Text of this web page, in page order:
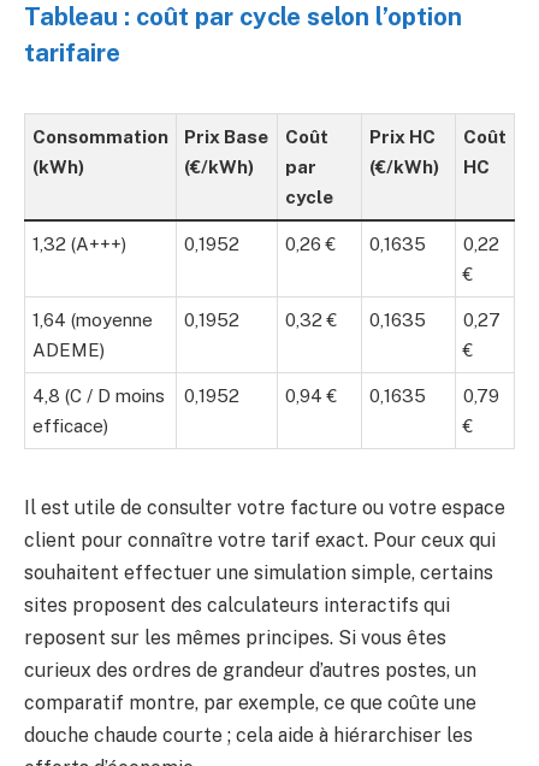
Tableau : coût par cycle selon l’option
tarifaire
Consommation
(kWh)
Prix Base
(€/kWh)
Coût
par
cycle
Prix HC
(€/kWh)
Coût
HC
1,32 (A+++) 0,1952 0,26 € 0,1635
0,22
€
1,64 (moyenne
ADEME)
0,1952 0,32 € 0,1635
0,27
€
4,8 (C / D moins
efficace)
0,1952 0,94 € 0,1635
0,79
€
Il est utile de consulter votre facture ou votre espace
client pour connaître votre tarif exact. Pour ceux qui
souhaitent effectuer une simulation simple, certains
sites proposent des calculateurs interactifs qui
reposent sur les mêmes principes. Si vous êtes
curieux des ordres de grandeur d’autres postes, un
comparatif montre, par exemple, ce que coûte une
douche chaude courte ; cela aide à hiérarchiser les